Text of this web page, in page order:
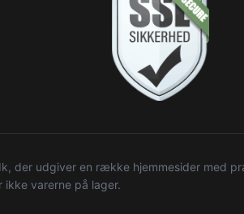
der udgiver en række hjemmesider med
ikke varerne på lager.